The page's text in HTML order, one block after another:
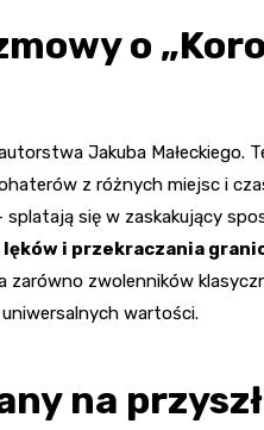
o
Jakuba Małeckiego.
z różnych miejsc i
splatają się w zaskakujący
i przekraczania
zarówno zwolenników
wartości.
na